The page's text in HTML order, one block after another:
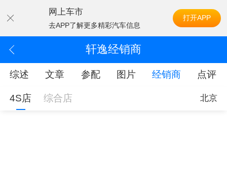
网上车市
去APP了解更多精彩汽车信息
打开APP
轩逸经销商
综述 文章 参配 图片 经销商 点评
4S店 综合店 北京